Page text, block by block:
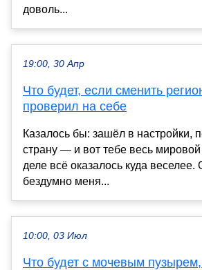
доволь...
19:00, 30 Апр
Что будет, если сменить
проверил на себе
Казалось бы: зашёл в настройки,
страну — и вот тебе весь
деле всё оказалось куда веселее.
бездумно меня...
10:00, 03 Июл
Что будет с мочевым